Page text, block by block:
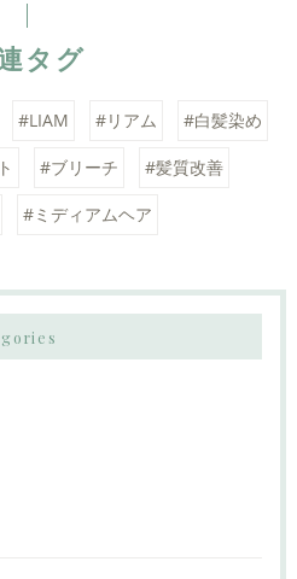
タグ
#LIAM #リアム #白髪染め
#ブリーチ #髪質改善
#ミディアムヘア